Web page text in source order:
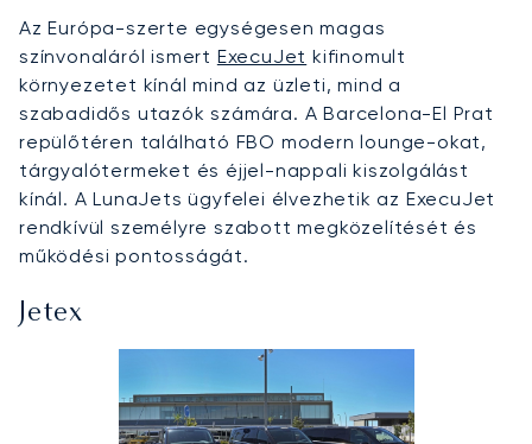
Az Európa-szerte egységesen magas
színvonaláról ismert ExecuJet kifinomult
környezetet kínál mind az üzleti, mind a
szabadidős utazók számára. A Barcelona-El Prat
repülőtéren található FBO modern lounge-okat,
tárgyalótermeket és éjjel-nappali kiszolgálást
kínál. A LunaJets ügyfelei élvezhetik az ExecuJet
rendkívül személyre szabott megközelítését és
működési pontosságát.
Jetex